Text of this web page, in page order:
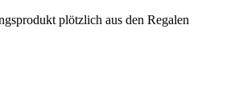
plötzlich aus den Regalen